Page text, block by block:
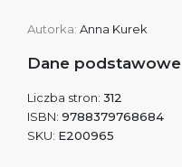
Autorka: Anna Kurek
Dane podstawowe
Liczba stron: 312
ISBN: 9788379768684
SKU: E200965